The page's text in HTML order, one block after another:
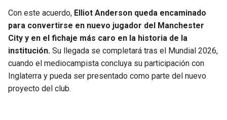
Con este acuerdo, Elliot Anderson queda encaminado
para convertirse en nuevo jugador del Manchester
City y en el fichaje más caro en la historia de la
institución. Su llegada se completará tras el Mundial 2026,
cuando el mediocampista concluya su participación con
Inglaterra y pueda ser presentado como parte del nuevo
proyecto del club.